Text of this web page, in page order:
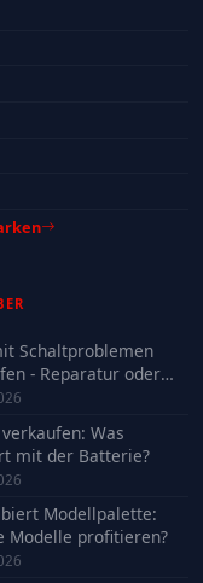
Schaltproblemen
- Reparatur oder
verkaufen: Was
mit der Batterie?
Modellpalette:
Modelle profitieren?